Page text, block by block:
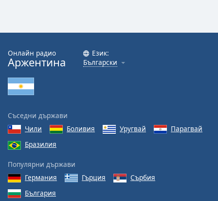
Family
Reset
Done
Dialog
End
dialog
Онлайн радио
Аржентина
Език:
Български
Съседни държави
Чили
Боливия Уругвай
Парагвай
Бразилия
Популярни държави
Германия
Гърция
Сърбия
България